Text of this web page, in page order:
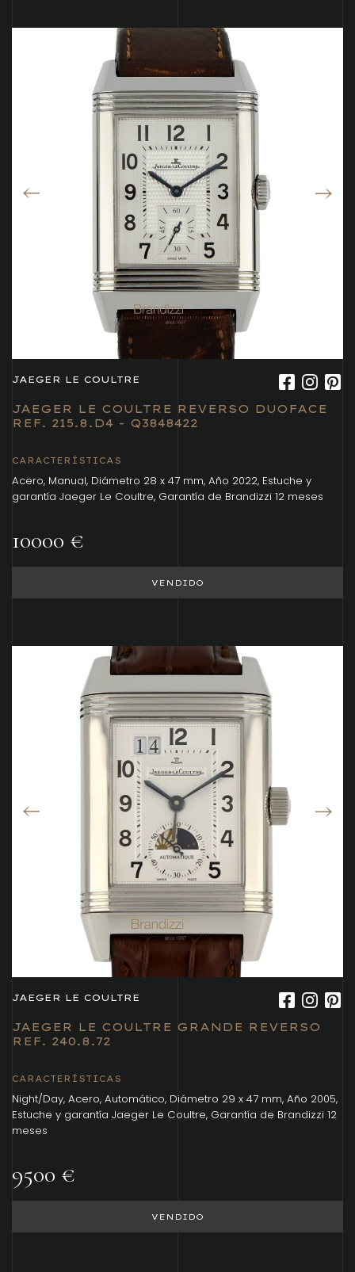
JAEGER LE COULTRE
JAEGER LE COULTRE REVERSO DUOFACE
REF. 215.8.D4 - Q3848422
CARACTERÍSTICAS
Acero, Manual, Diámetro 28 x 47 mm, Año 2022, Estuche y
garantía Jaeger Le Coultre, Garantía de Brandizzi 12 meses
10000 €
VENDIDO
JAEGER LE COULTRE
JAEGER LE COULTRE GRANDE REVERSO
REF. 240.8.72
CARACTERÍSTICAS
Night/Day, Acero, Automático, Diámetro 29 x 47 mm, Año 2005,
Estuche y garantía Jaeger Le Coultre, Garantía de Brandizzi 12
meses
9500 €
VENDIDO